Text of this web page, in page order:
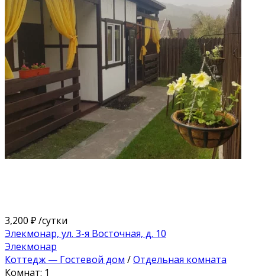
3,200 ₽/сутки
Элекмонар, ​ул. 3-я Восточная, д. 10​
Элекмонар
Коттедж — Гостевой дом /Отдельная комната
Комнат: 1